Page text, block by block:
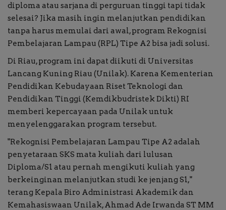
Kabar Beasiswa
Vocation Ways
Buku
Alam Raya
Kolom
Galeri Foto
diploma atau sarjana di perguruan tinggi tapi tidak
selesai? Jika masih ingin melanjutkan pendidikan
tanpa harus memulai dari awal, program Rekognisi
Pembelajaran Lampau (RPL) Tipe A2 bisa jadi solusi.
Di Riau, program ini dapat diikuti di Universitas
Lancang Kuning Riau (Unilak). Karena Kementerian
Pendidikan Kebudayaan Riset Teknologi dan
Pendidikan Tinggi (Kemdikbudristek Dikti) RI
memberi kepercayaan pada Unilak untuk
menyelenggarakan program tersebut.
"Rekognisi Pembelajaran Lampau Tipe A2 adalah
penyetaraan SKS mata kuliah dari lulusan
Diploma/S1 atau pernah mengikuti kuliah yang
berkeinginan melanjutkan studi ke jenjang S1,"
terang Kepala Biro Administrasi Akademik dan
Kemahasiswaan Unilak, Ahmad Ade Irwanda ST MM